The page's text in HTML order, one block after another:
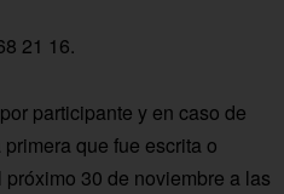
21 16.
participante y en caso de
que fue escrita o
30 de noviembre a las